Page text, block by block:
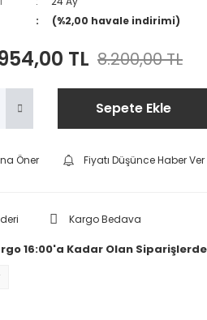
(%2,00 havale indirimi)
TL 8.200,00 TL
Sepete Ekle
Öner Fiyatı Düşünce Haber Ver
Kargo Bedava
16:00'a Kadar Olan